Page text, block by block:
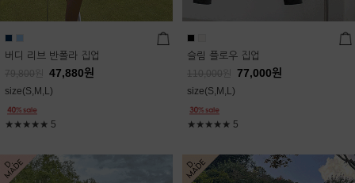
버디 리브 반폴라 집업
79,800 47,880원
size(S,M,L)
★★★★★ 5
슬림 플로우 집업
110,000 77,000원
size(S,M,L)
★★★★★ 5